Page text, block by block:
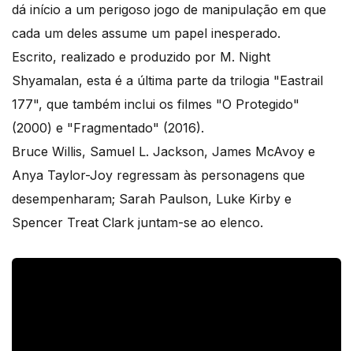
dá início a um perigoso jogo de manipulação em que
cada um deles assume um papel inesperado.
Escrito, realizado e produzido por M. Night
Shyamalan, esta é a última parte da trilogia "Eastrail
177", que também inclui os filmes "O Protegido"
(2000) e "Fragmentado" (2016).
Bruce Willis, Samuel L. Jackson, James McAvoy e
Anya Taylor-Joy regressam às personagens que
desempenharam; Sarah Paulson, Luke Kirby e
Spencer Treat Clark juntam-se ao elenco.